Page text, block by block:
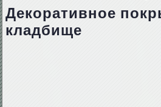
Декоративное
кладбище